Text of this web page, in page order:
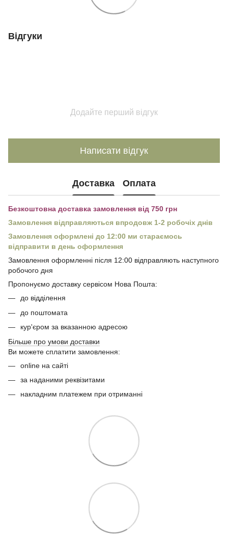
Відгуки
Додайте перший відгук
Написати відгук
Доставка Оплата
Безкоштовна доставка замовлення від 750 грн
Замовлення відправляються впродовж 1-2 робочіх днів
Замовлення оформлені до 12:00 ми стараємось
відправити в день оформлення
Замовлення оформленні після 12:00 відправляють наступного
робочого дня
Пропонуємо доставку сервісом Нова Пошта:
до відділення
до поштомата
кур'єром за вказанною адресою
Більше про умови доставки
Ви можете сплатити замовлення:
online на сайті
за наданими реквізитами
накладним платежем при отриманні